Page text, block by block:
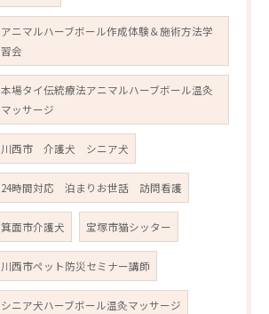
アニマルハーブボール作成体験＆施術方法学
習会
本場タイ伝統療法アニマルハーブボール温灸
マッサージ
川西市 介護犬 シニア犬
24時間対応 泊まりお世話 訪問看護
箕面市介護犬 宝塚市猫シッター
川西市ペット防災セミナー講師
シニア犬ハーブボール温灸マッサージ